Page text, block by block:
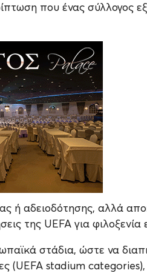
που ένας σύλλογος
ή αδειοδότησης, αλλά
της UEFA για
στάδια, ώστε να
(UEFA stadium